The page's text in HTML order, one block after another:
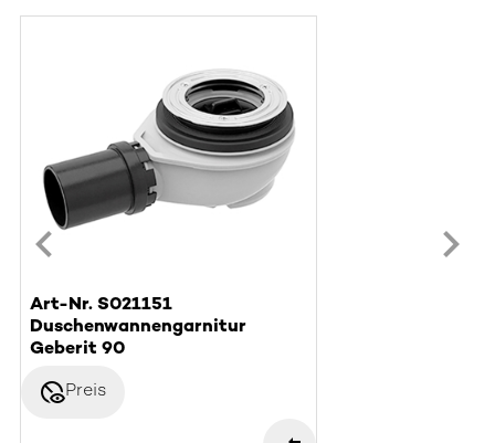
Art-Nr. S021151
Duschenwannengarnitur
Geberit 90
disabled_visiblePreis